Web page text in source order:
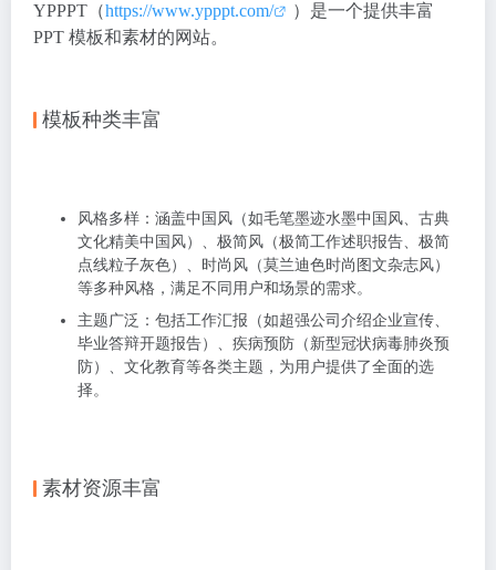
YPPPT（https://www.ypppt.com/
）是一个提供丰富
PPT 模板和素材的网站。
模板种类丰富
风格多样 ：涵盖中国风（如毛笔墨迹水墨中国风、古典
文化精美中国风）、极简风（极简工作述职报告、极简
点线粒子灰色）、时尚风（莫兰迪色时尚图文杂志风）
等多种风格，满足不同用户和场景的需求。
主题广泛 ：包括工作汇报（如超强公司介绍企业宣传、
毕业答辩开题报告）、疾病预防（新型冠状病毒肺炎预
防）、文化教育等各类主题，为用户提供了全面的选
择。
素材资源丰富